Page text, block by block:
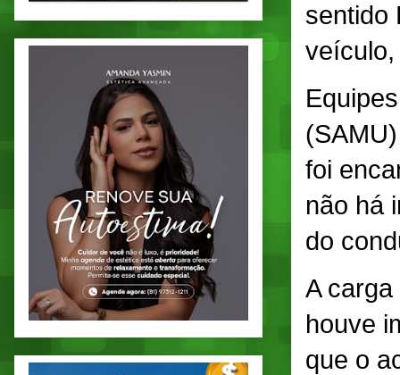
sentido
foi
não há
do
A
houve
que o